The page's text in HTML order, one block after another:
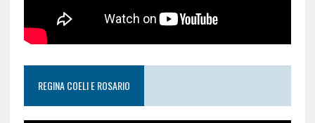
REGINA COELI E ROSARIO